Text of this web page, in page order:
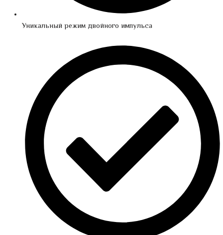
Уникальный режим двойного импульса